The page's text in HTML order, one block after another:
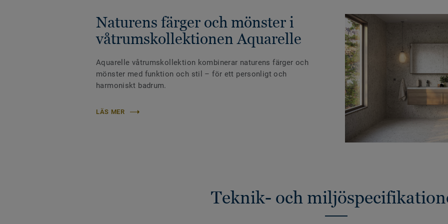
Naturens färger och mönster i
våtrumskollektionen Aquarelle
Aquarelle våtrumskollektion kombinerar naturens färger och
mönster med funktion och stil – för ett personligt och
harmoniskt badrum.
LÄS MER
Teknik- och